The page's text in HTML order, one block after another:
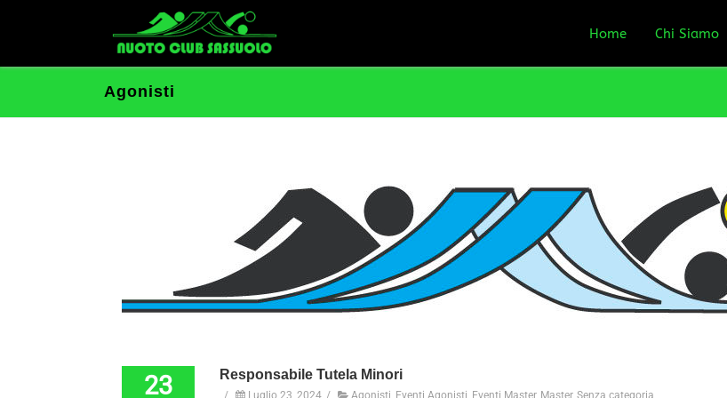
Home Chi Siamo
Agonisti
23 Responsabile Tutela Minori
/ Luglio 23, 2024 / Agonisti Eventi Agonisti Eventi Master, Master, Senza categoria